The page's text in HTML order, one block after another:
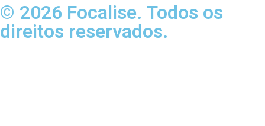
© 2026 Focalise. Todos os
direitos reservados.